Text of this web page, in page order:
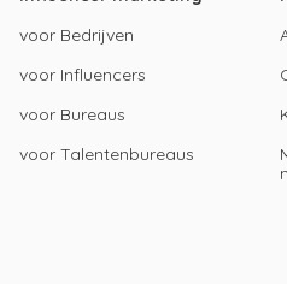
voor Bedrijven
voor Influencers
voor Bureaus
voor Talentenbureaus